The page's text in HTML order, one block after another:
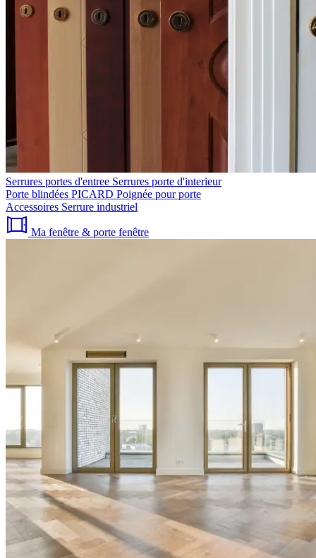
Serrures portes d'entree Serrures porte d'interieur
Porte blindées PICARD Poignée pour porte
Accessoires Serrure industriel
Ma fenêtre & porte fenêtre